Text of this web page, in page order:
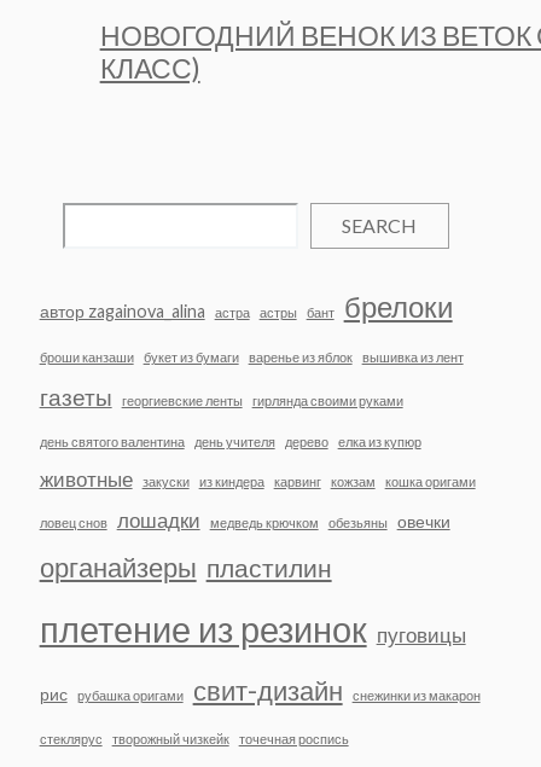
НОВОГОДНИЙ ВЕНОК ИЗ
КЛАСС)
SEARCH
автор zagainova_alina астра астры бант брелоки
броши канзаши букет из бумаги варенье из яблок вышивка из лент
газеты георгиевские ленты гирлянда своими руками
день святого валентина день учителя дерево елка из купюр
животные закуски из киндера карвинг кожзам кошка оригами
ловец снов лошадки медведь крючком обезьяны овечки
органайзеры пластилин
плетение из резинок пуговицы
рис рубашка оригами свит-дизайн снежинки из макарон
стеклярус творожный чизкейк точечная роспись